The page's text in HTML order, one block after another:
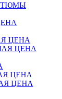
ЦЕНА
ЦЕНА
ЦЕНА
ЦЕНА